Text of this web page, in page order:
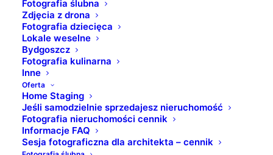
Fotografia ślubna
Zdjęcia z drona
Fotografia dziecięca
Lokale weselne
Bydgoszcz
Fotografia kulinarna
Inne
Oferta
Home Staging
Jeśli samodzielnie sprzedajesz nieruchomość
Fotografia nieruchomości cennik
Informacje FAQ
Sesja fotograficzna dla architekta – cennik
Strona Główna
Sesja fotograficzna mieszkania